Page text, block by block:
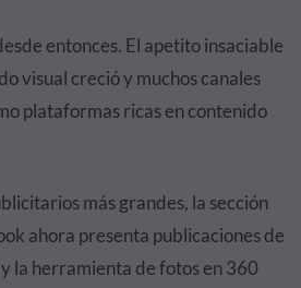
entonces. El apetito insaciable
visual creció y muchos canales
plataformas ricas en contenido
más grandes, la sección
ahora presenta publicaciones de
la herramienta de fotos en 360